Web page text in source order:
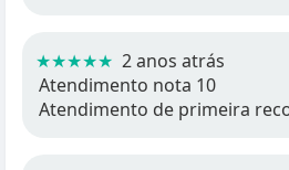
★★★★★ 2 anos atrás
Atendimento nota 10
Atendimento de primeira